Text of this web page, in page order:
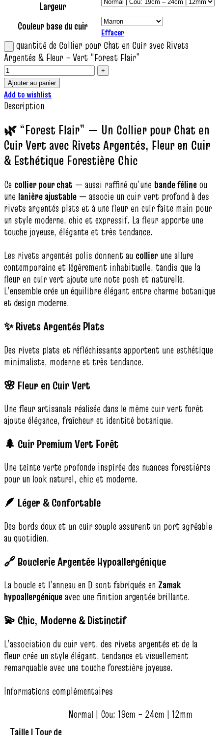
Largeur
Couleur base du cuir
Effacer
quantité de Collier pour Chat en Cuir avec Rivets
Argentés & Fleur – Vert “Forest Flair”
Ajouter au panier
Add to wishlist
Description
🌿 “Forest Flair” — Un Collier pour Chat en
Cuir Vert avec Rivets Argentés, Fleur en Cuir
& Esthétique Forestière Chic
Ce collier pour chat — aussi raffiné qu’une bande félineou
une lanière ajustable — associe un cuir vert profond à des
rivets argentés plats et à une fleur en cuir faite main pour
un style moderne, chic et expressif. La fleur apporte une
touche joyeuse, élégante et très tendance.
Les rivets argentés polis donnent au collier une allure
contemporaine et légèrement inhabituelle, tandis que la
fleur en cuir vert ajoute une note posh et naturelle.
L’ensemble crée un équilibre élégant entre charme botanique
et design moderne.
✨ Rivets Argentés Plats
Des rivets plats et réfléchissants apportent une esthétique
minimaliste, moderne et très tendance.
🌸 Fleur en Cuir Vert
Une fleur artisanale réalisée dans le même cuir vert forêt
ajoute élégance, fraîcheur et identité botanique.
🌲 Cuir Premium Vert Forêt
Une teinte verte profonde inspirée des nuances forestières
pour un look naturel, chic et moderne.
🪶 Léger & Confortable
Des bords doux et un cuir souple assurent un port agréable
au quotidien.
🔗 Bouclerie Argentée Hypoallergénique
La boucle et l’anneau en D sont fabriqués en Zamak
hypoallergéniqueavec une finition argentée brillante.
💫 Chic, Moderne & Distinctif
L’association du cuir vert, des rivets argentés et de la
fleur crée un style élégant, tendance et visuellement
remarquable avec une touche forestière joyeuse.
Informations complémentaires
Taille | Tour de
Normal | Cou: 19cm – 24cm | 12mm